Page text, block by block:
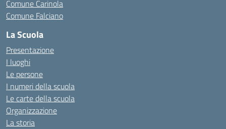
Comune Carinola
Comune Falciano
La Scuola
Presentazione
I luoghi
Le persone
I numeri della scuola
Le carte della scuola
Organizzazione
La storia